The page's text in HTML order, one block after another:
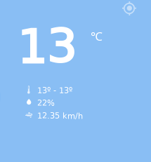
13 ℃
13º - 13º
22%
12.35 km/h